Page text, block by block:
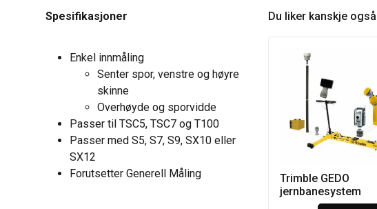
Spesifikasjoner
Enkel innmåling
Senter spor, venstre og høyre
skinne
Overhøyde og sporvidde
Passer til TSC5, TSC7 og T100
Passer med S5, S7, S9, SX10 eller
SX12
Forutsetter Generell Måling
Du liker kanskje
Trimble GEDO
jernbanesystem